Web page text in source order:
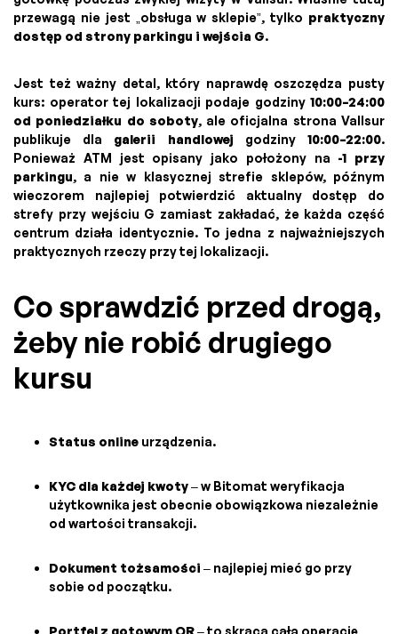
przewagą nie jest „obsługa w sklepie”, tylko praktyczny
dostęp od strony parkingu i wejścia G.
Jest też ważny detal, który naprawdę oszczędza pusty
kurs: operator tej lokalizacji podaje godziny 10:00–24:00
od poniedziałku do soboty, ale oficjalna strona Vallsur
publikuje dla galerii handlowej godziny10:00–22:00.
Ponieważ ATM jest opisany jako położony na -1 przy
parkingu, a nie w klasycznej strefie sklepów, późnym
wieczorem najlepiej potwierdzić aktualny dostęp do
strefy przy wejściu G zamiast zakładać, że każda część
centrum działa identycznie. To jedna z najważniejszych
praktycznych rzeczy przy tej lokalizacji.
Co sprawdzić przed drogą,
żeby nie robić drugiego
kursu
Status online urządzenia.
KYC dla każdej kwoty– w Bitomat weryfikacja
użytkownika jest obecnie obowiązkowa niezależnie
od wartości transakcji.
Dokument tożsamości – najlepiej mieć go przy
sobie od początku.
Portfel z gotowym QR– to skraca całą operację